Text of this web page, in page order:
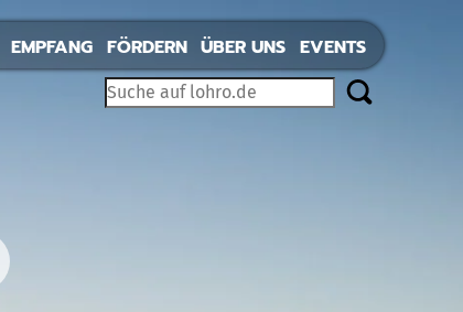
EMPFANG FÖRDERN ÜBER UNS EVENTS